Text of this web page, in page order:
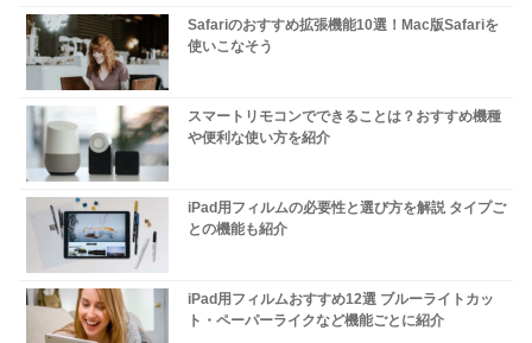
Safariのおすすめ拡張機能10選！Mac版Safariを
使いこなそう
スマートリモコンでできることは？おすすめ機種
や便利な使い方を紹介
iPad用フィルムの必要性と選び方を解説 タイプご
との機能も紹介
iPad用フィルムおすすめ12選 ブルーライトカッ
ト・ペーパーライクなど機能ごとに紹介